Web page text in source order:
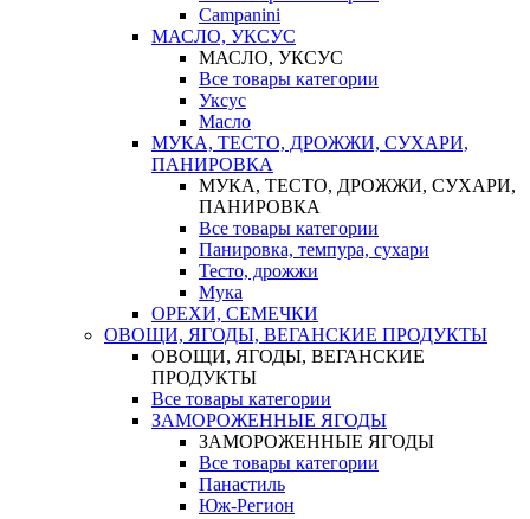
Campanini
МАСЛО, УКСУС
МАСЛО, УКСУС
Все товары категории
Уксус
Масло
МУКА, ТЕСТО, ДРОЖЖИ, СУХАРИ,
ПАНИРОВКА
МУКА, ТЕСТО, ДРОЖЖИ, СУХАРИ,
ПАНИРОВКА
Все товары категории
Панировка, темпура, сухари
Тесто, дрожжи
Мука
ОРЕХИ, СЕМЕЧКИ
ОВОЩИ, ЯГОДЫ, ВЕГАНСКИЕ ПРОДУКТЫ
ОВОЩИ, ЯГОДЫ, ВЕГАНСКИЕ
ПРОДУКТЫ
Все товары категории
ЗАМОРОЖЕННЫЕ ЯГОДЫ
ЗАМОРОЖЕННЫЕ ЯГОДЫ
Все товары категории
Панастиль
Юж-Регион